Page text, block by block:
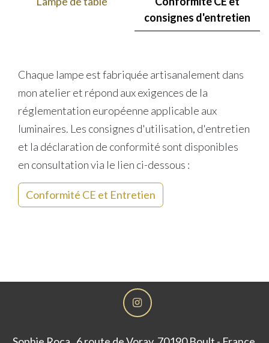
consignes d'entretien
Chaque lampe est fabriquée artisanalement dans
mon atelier et répond aux exigences de la
réglementation européenne applicable aux
luminaires. Les consignes d'utilisation, d'entretien
et la déclaration de conformité sont disponibles
en consultation via le lien ci-dessous :
Conformité CE et Entretien